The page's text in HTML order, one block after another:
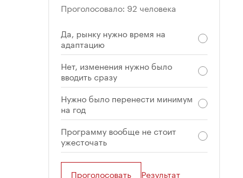
Проголосовало: 92 человека
Да, рынку нужно время на
адаптацию
Нет, изменения нужно было
вводить сразу
Нужно было перенести минимум
на год
Программу вообще не стоит
ужесточать
Проголосовать Результат